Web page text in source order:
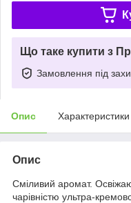
Що таке купити з
Замовлення під
Опис Характеристики
Опис
Сміливий аромат.
чарівністю ультра-